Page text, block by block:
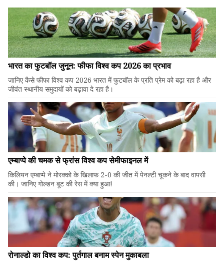
भारत का फुटबॉल जुनून: फीफा विश्व कप 2026 का प्रभाव
जानिए कैसे फीफा विश्व कप 2026 भारत में फुटबॉल के प्रति प्रेम को बढ़ा रहा है और
जीवंत स्थानीय समुदायों को बढ़ावा दे रहा है।
एम्बाप्पे की चमक से फ्रांस विश्व कप सेमीफाइनल में
किलियन एम्बाप्पे ने मोरक्को के खिलाफ 2-0 की जीत में पेनल्टी चूकने के बाद वापसी
की। जानिए गोल्डन बूट की रेस में क्या हुआ!
रोनाल्डो का विश्व कप: पुर्तगाल बनाम स्पेन मुकाबला